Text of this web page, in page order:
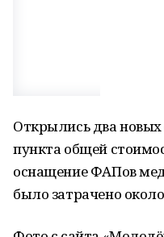
Открылись два
пункта общей
оснащение ФАПов
было затрачено